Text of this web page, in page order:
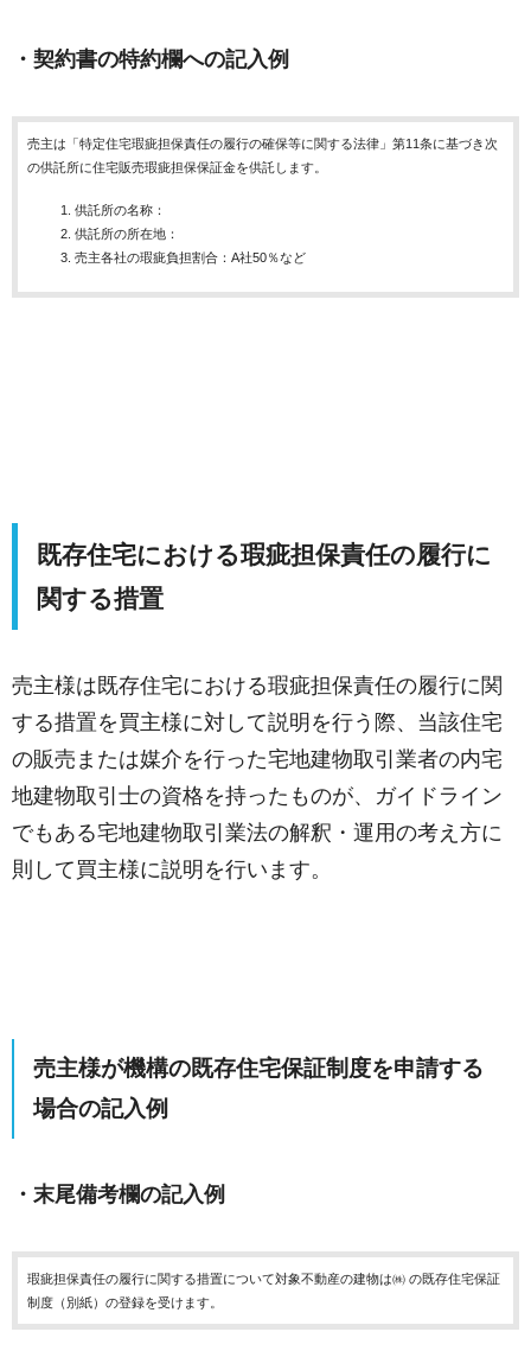
・契約書の特約欄への記入例
売主は「特定住宅瑕疵担保責任の履行の確保等に関する法律」第11条に基づき次
の供託所に住宅販売瑕疵担保保証金を供託します。
供託所の名称：
供託所の所在地：
売主各社の瑕疵負担割合：A社50％など
既存住宅における瑕疵担保責任の履行に
関する措置
売主様は既存住宅における瑕疵担保責任の履行に関
する措置を買主様に対して説明を行う際、当該住宅
の販売または媒介を行った宅地建物取引業者の内宅
地建物取引士の資格を持ったものが、ガイドライン
でもある宅地建物取引業法の解釈・運用の考え方に
則して買主様に説明を行います。
売主様が機構の既存住宅保証制度を申請する
場合の記入例
・末尾備考欄の記入例
瑕疵担保責任の履行に関する措置について対象不動産の建物は㈱ の既存住宅保証
制度（別紙）の登録を受けます。